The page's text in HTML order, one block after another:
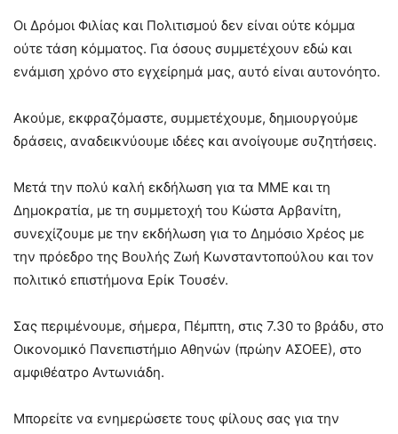
Οι Δρόμοι Φιλίας και Πολιτισμού δεν είναι ούτε κόμμα
ούτε τάση κόμματος. Για όσους συμμετέχουν εδώ και
ενάμιση χρόνο στο εγχείρημά μας, αυτό είναι αυτονόητο.
Ακούμε, εκφραζόμαστε, συμμετέχουμε, δημιουργούμε
δράσεις, αναδεικνύουμε ιδέες και ανοίγουμε συζητήσεις.
Μετά την πολύ καλή εκδήλωση για τα ΜΜΕ και τη
Δημοκρατία, με τη συμμετοχή του Κώστα Αρβανίτη,
συνεχίζουμε με την εκδήλωση για το Δημόσιο Χρέος με
την πρόεδρο της Βουλής Ζωή Κωνσταντοπούλου και τον
πολιτικό επιστήμονα Ερίκ Τουσέν.
Σας περιμένουμε, σήμερα, Πέμπτη, στις 7.30 το βράδυ, στο
Οικονομικό Πανεπιστήμιο Αθηνών (πρώην ΑΣΟΕΕ), στο
αμφιθέατρο Αντωνιάδη.
Μπορείτε να ενημερώσετε τους φίλους σας για την